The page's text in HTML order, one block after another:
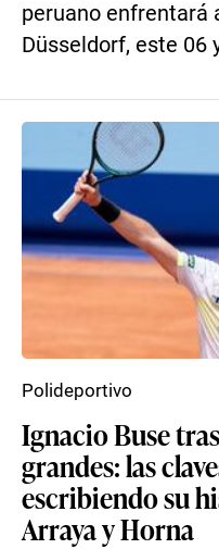
peruano enfrentará
Düsseldorf, este 06
Ignacio Buse
grandes: las
escribiendo su
Arraya y Horna
Polideportivo